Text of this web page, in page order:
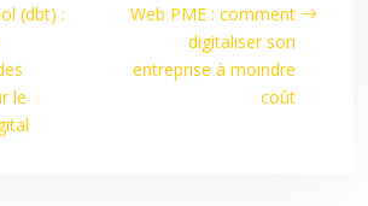
(dbt) :
le
Web PME : comment
digitaliser son
entreprise à moindre
coût